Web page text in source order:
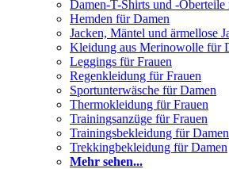
Damen-T-Shirts und -
Hemden für Damen
Jacken, Mäntel und ärmellose
Kleidung aus Merinowolle für
Leggings für Frauen
Regenkleidung für Frauen
Sportunterwäsche für Damen
Thermokleidung für Frauen
Trainingsanzüge für Frauen
Trainingsbekleidung für Damen
Trekkingbekleidung für Damen
Mehr sehen...